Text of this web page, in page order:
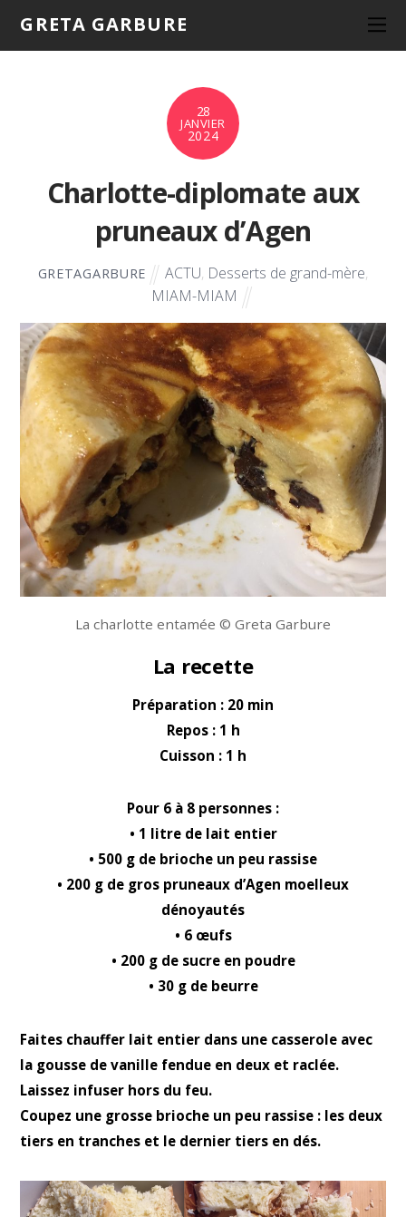
GRETA GARBURE
28
JANVIER
2024
Charlotte-diplomate aux
pruneaux d’Agen
GRETAGARBURE ACTU, Desserts de grand-mère,
MIAM-MIAM
La charlotte entamée © Greta Garbure
La recette
Préparation : 20 min
Repos : 1 h
Cuisson : 1 h
Pour 6 à 8 personnes :
• 1 litre de lait entier
• 500 g de brioche un peu rassise
• 200 g de gros pruneaux d’Agen moelleux
dénoyautés
• 6 œufs
• 200 g de sucre en poudre
• 30 g de beurre
Faites chauffer lait entier dans une casserole avec
la gousse de vanille fendue en deux et raclée.
Laissez infuser hors du feu.
Coupez une grosse brioche un peu rassise : les deux
tiers en tranches et le dernier tiers en dés.